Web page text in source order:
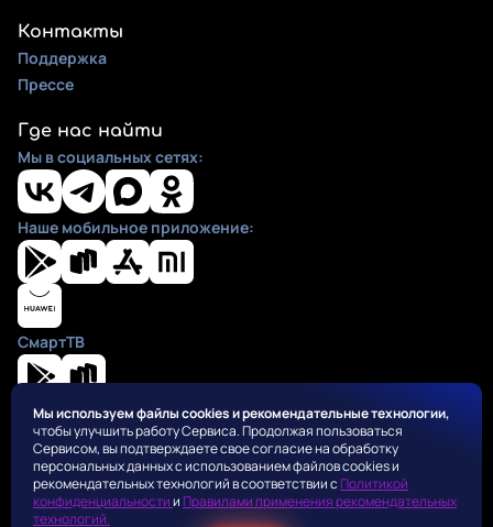
Контакты
Поддержка
Прессе
Где нас найти
Мы в социальных сетях:
Наше мобильное приложение:
СмартТВ
Положения
Пользовательское соглашение
Политика конфиденциальности
Правила применения рекомендательных алгоритмов
Мы используем файлы cookies и рекомендательные технологии,
чтобы улучшить работу Сервиса. Продолжая пользоваться
Сервисом, вы подтверждаете свое согласие на обработку
персональных данных с использованием файлов cookies и
рекомендательных технологий в соответствии с Политикой
конфиденциальностии Правилами применения рекомендательных
технологий.